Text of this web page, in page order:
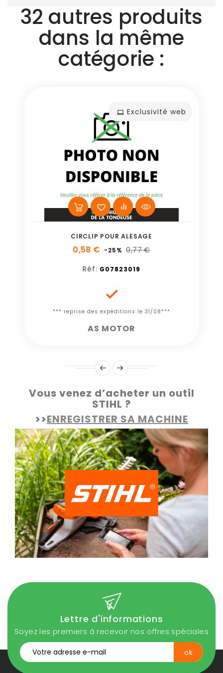
32 autres produits
dans la même
catégorie :
Exclusivité web
CIRCLIP POUR ALESAGE
0,58 € -25% 0,77 €
Réf: G07823019

*** reprise des expéditions le 31/08***
AS MOTOR
Vous venez d’acheter un outil
STIHL ?
>>ENREGISTRER SA MACHINE
Lettre d'informations
Soyez les premiers à recevoir nos offres spéciales